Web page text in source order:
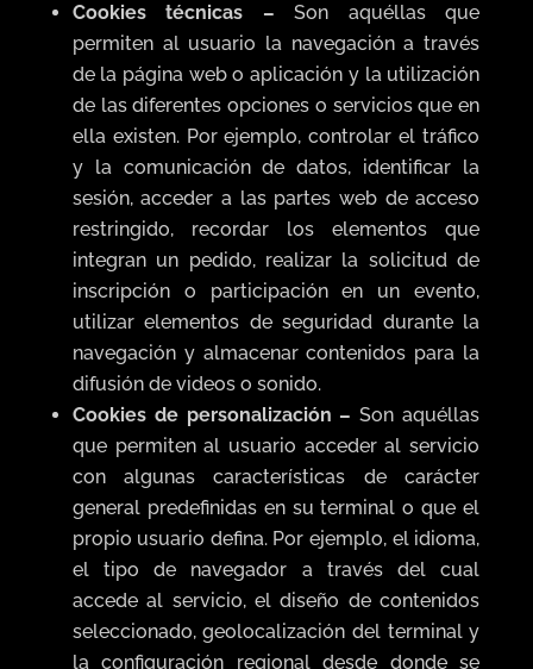
Cookies técnicas –Son aquéllas que
permiten al usuario la navegación a través
de la página web o aplicación y la utilización
de las diferentes opciones o servicios que en
ella existen. Por ejemplo, controlar el tráfico
y la comunicación de datos, identificar la
sesión, acceder a las partes web de acceso
restringido, recordar los elementos que
integran un pedido, realizar la solicitud de
inscripción o participación en un evento,
utilizar elementos de seguridad durante la
navegación y almacenar contenidos para la
difusión de videos o sonido.
Cookies de personalización –Son aquéllas
que permiten al usuario acceder al servicio
con algunas características de carácter
general predefinidas en su terminal o que el
propio usuario defina. Por ejemplo, el idioma,
el tipo de navegador a través del cual
accede al servicio, el diseño de contenidos
seleccionado, geolocalización del terminal y
la configuración regional desde donde se